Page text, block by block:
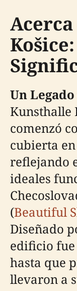
Un
Kunsthalle
comenzó
cubierta en
reflejando
ideales
(Beautiful
Diseñado
edificio
hasta que
llevaron a